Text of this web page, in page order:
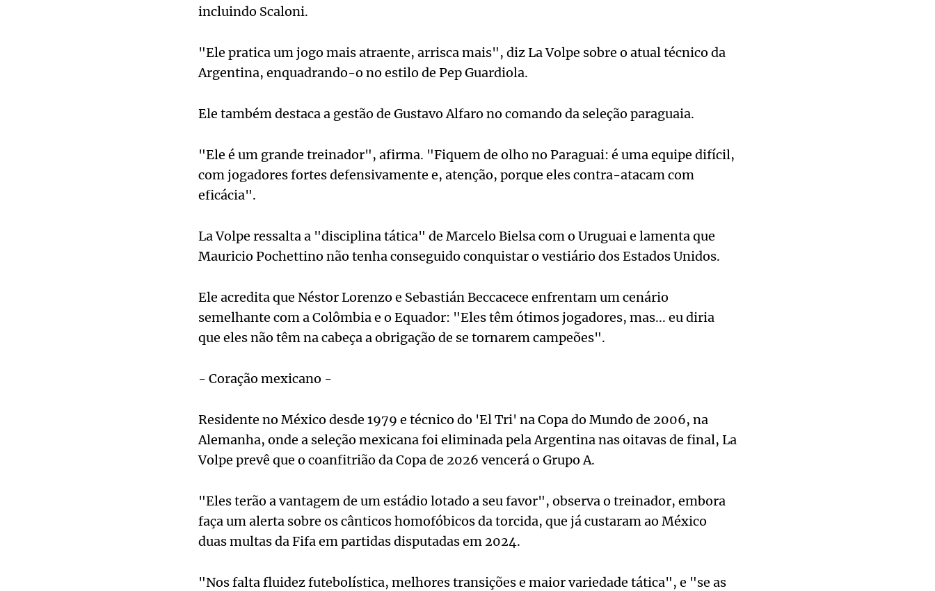
incluindo Scaloni.
"Ele pratica um jogo mais atraente, arrisca mais", diz La Volpe sobre o atual técnico da
Argentina, enquadrando-o no estilo de Pep Guardiola.
Ele também destaca a gestão de Gustavo Alfaro no comando da seleção paraguaia.
"Ele é um grande treinador", afirma. "Fiquem de olho no Paraguai: é uma equipe difícil,
com jogadores fortes defensivamente e, atenção, porque eles contra-atacam com
eficácia".
La Volpe ressalta a "disciplina tática" de Marcelo Bielsa com o Uruguai e lamenta que
Mauricio Pochettino não tenha conseguido conquistar o vestiário dos Estados Unidos.
Ele acredita que Néstor Lorenzo e Sebastián Beccacece enfrentam um cenário
semelhante com a Colômbia e o Equador: "Eles têm ótimos jogadores, mas... eu diria
que eles não têm na cabeça a obrigação de se tornarem campeões".
- Coração mexicano -
Residente no México desde 1979 e técnico do 'El Tri' na Copa do Mundo de 2006, na
Alemanha, onde a seleção mexicana foi eliminada pela Argentina nas oitavas de final, La
Volpe prevê que o coanfitrião da Copa de 2026 vencerá o Grupo A.
"Eles terão a vantagem de um estádio lotado a seu favor", observa o treinador, embora
faça um alerta sobre os cânticos homofóbicos da torcida, que já custaram ao México
duas multas da Fifa em partidas disputadas em 2024.
"Nos falta fluidez futebolística, melhores transições e maior variedade tática", e "se as